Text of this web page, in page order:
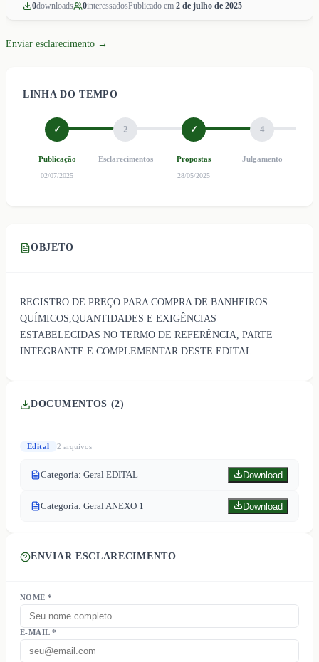
0downloads 0interessadosPublicado em 2 de julho de 2025
Enviar esclarecimento →
LINHA DO TEMPO
✓
Publicação
02/07/2025
2
Esclarecimentos
✓
Propostas
28/05/2025
4
Julgamento
OBJETO
REGISTRO DE PREÇO PARA COMPRA DE BANHEIROS
QUÍMICOS,QUANTIDADES E EXIGÊNCIAS
ESTABELECIDAS NO TERMO DE REFERÊNCIA, PARTE
INTEGRANTE E COMPLEMENTAR DESTE EDITAL.
DOCUMENTOS (2)
Edital 2 arquivos
Categoria: Geral EDITAL Download
Categoria: Geral ANEXO 1 Download
ENVIAR ESCLARECIMENTO
NOME *
E-MAIL *